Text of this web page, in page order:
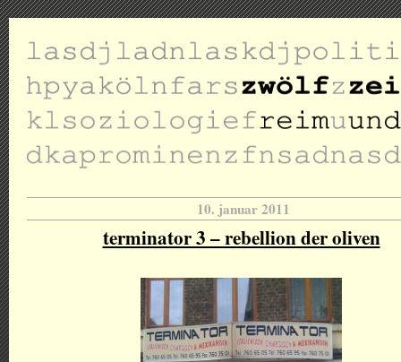
10. januar 2011
terminator 3 – rebellion der oliven